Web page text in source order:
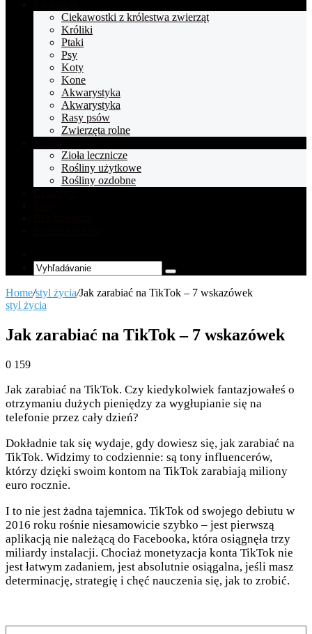
Ciekawostki z królestwa zwierząt
Króliki
Ptaki
Psy
Koty
Kone
Akwarystyka
Akwarystyka
Rasy psów
Zwierzęta rolne
Zioła lecznicze
Rośliny użytkowe
Rośliny ozdobne
Article
Vyhľadávanie
Home/styl życia/Jak zarabiać na TikTok – 7 wskazówek
styl życia
Jak zarabiać na TikTok – 7 wskazówek
0 159
Jak zarabiać na TikTok. Czy kiedykolwiek fantazjowałeś o
otrzymaniu dużych pieniędzy za wygłupianie się na
telefonie przez cały dzień?
Dokładnie tak się wydaje, gdy dowiesz się, jak zarabiać na
TikTok. Widzimy to codziennie: są tony influencerów,
którzy dzięki swoim kontom na TikTok zarabiają miliony
euro rocznie.
I to nie jest żadna tajemnica. TikTok od swojego debiutu w
2016 roku rośnie niesamowicie szybko – jest pierwszą
aplikacją nie należącą do Facebooka, która osiągnęła trzy
miliardy instalacji. Chociaż monetyzacja konta TikTok nie
jest łatwym zadaniem, jest absolutnie osiągalna, jeśli masz
determinację, strategię i chęć nauczenia się, jak to zrobić.